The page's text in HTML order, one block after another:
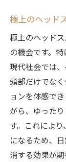
スポット
スト
パで
ヘッ
枚方
ス
枚方
ラッ
ヘッ
極上のヘッド
極上のヘッド
の機会です。
現代社会では
頭部だけでな
ョンを体感で
がら、ゆった
す。これによ
になるため、
消する効果が